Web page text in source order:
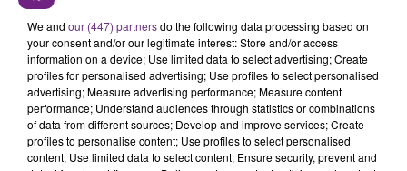
FIL D'ACTU
We and our (447) partnersdo the following data processing based on
your consent and/or our legitimate interest: Store and/or access
information on a device; Use limited data to select advertising; Create
profiles for personalised advertising; Use profiles to select personalised
advertising; Measure advertising performance; Measure content
performance; Understand audiences through statistics or combinations
of data from different sources; Develop and improve services; Create
profiles to personalise content; Use profiles to select personalised
content; Use limited data to select content; Ensure security, prevent and